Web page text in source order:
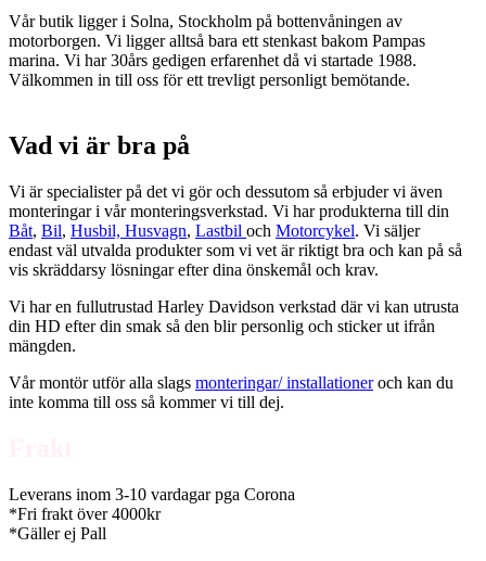
Vår butik ligger i Solna, Stockholm på bottenvåningen av
motorborgen. Vi ligger alltså bara ett stenkast bakom Pampas
marina. Vi har 30års gedigen erfarenhet då vi startade 1988.
Välkommen in till oss för ett trevligt personligt bemötande.
Vad vi är bra på
Vi är specialister på det vi gör och dessutom så erbjuder vi även
monteringar i vår monteringsverkstad. Vi har produkterna till din
Båt, Bil, Husbil, Husvagn, Lastbil och Motorcykel. Vi säljer
endast väl utvalda produkter som vi vet är riktigt bra och kan på så
vis skräddarsy lösningar efter dina önskemål och krav.
Vi har en fullutrustad Harley Davidson verkstad där vi kan utrusta
din HD efter din smak så den blir personlig och sticker ut ifrån
mängden.
Vår montör utför alla slags monteringar/ installationeroch kan du
inte komma till oss så kommer vi till dej.
Leverans inom 3-10 vardagar pga Corona
*Fri frakt över 4000kr
*Gäller ej Pall